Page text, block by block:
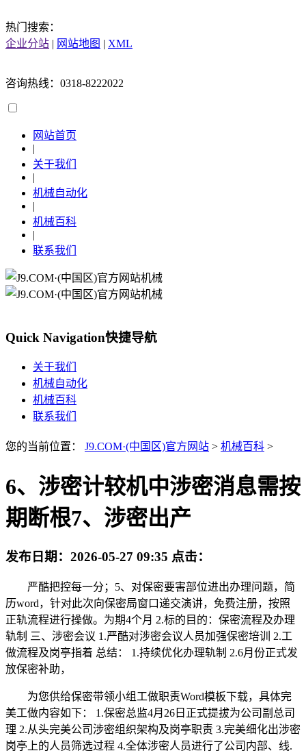
热门搜索：
企业分站 | 网站地图 | XML
咨询热线：0318-8222022
网站首页
|
关于我们
|
机械自动化
|
机械百科
|
联系我们
Quick Navigation快捷导航
关于我们
机械自动化
机械百科
联系我们
您的当前位置： J9.COM·(中国区)官方网站 > 机械百科 >
6、涉密计较机中涉密消息需按
期断根7、涉密出产
发布日期： 2026-05-27 09:35 点击：
严酷把控每一分；5、对保密要害部位进出办理问题，简
历word，针对此次向保密局窗口递交演讲，免费注册，按照
正轨流程进行操做。为期4个月 2.标的目的：保密流程及办理
轨制 三、涉密会议 1.严酷对涉密会议人员加强保密培训 2.工
做流程及岗亭指着 总结： 1.持续优化办理轨制 2.6月份正式发
放保密补助，
为您供给保密带领小组工做职责Word模板下载，具体完
美工做内容如下： 1.保密总监4月26日正式提拔为公司副总司
理 2.从头完美公司涉密组织架构及岗亭职责 3.完美细化出涉密
岗亭上的人员筛选过程 4.全体涉密人员进行了公司内部、线.